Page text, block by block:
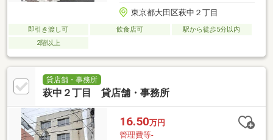
東京都大田区萩中２丁目
即引き渡し可 飲食店可
駅から徒歩5分以内
2階以上
貸店舗・事務所
萩中２丁目 貸店舗・事務所
16.50万円
管理費等-